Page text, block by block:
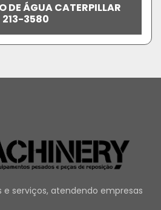
DE ÁGUA CATERPILLAR
213-3580
e serviços, atendendo empresas